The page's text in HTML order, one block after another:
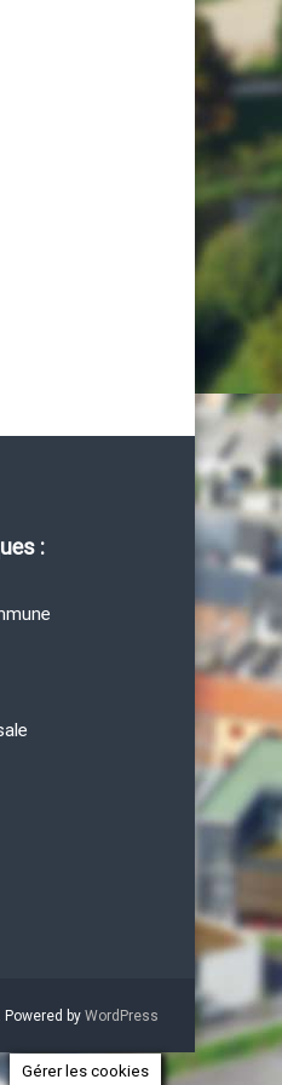
:
Powered by WordPress
Gérer les cookies